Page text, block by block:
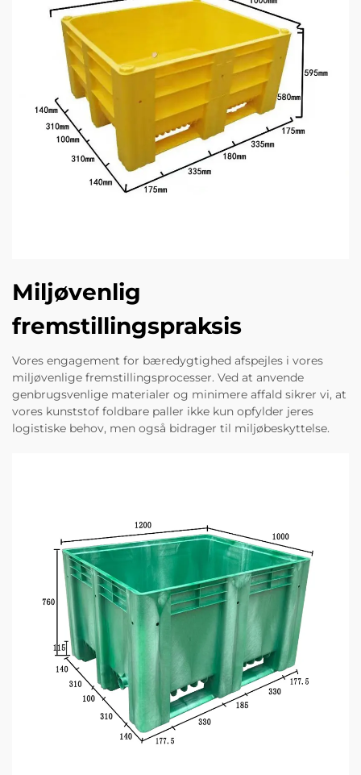
Miljøvenlig
fremstillingspraksis
Vores engagement for bæredygtighed afspejles i vores
miljøvenlige fremstillingsprocesser. Ved at anvende
genbrugsvenlige materialer og minimere affald sikrer vi, at
vores kunststof foldbare paller ikke kun opfylder jeres
logistiske behov, men også bidrager til miljøbeskyttelse.